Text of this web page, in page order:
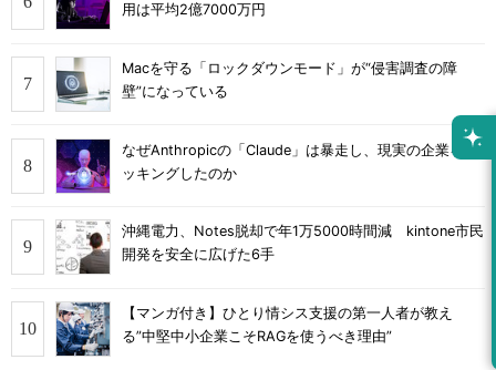
用は平均2億7000万円
Macを守る「ロックダウンモード」が“侵害調査の障
壁”になっている
なぜAnthropicの「Claude」は暴走し、現実の企業をハ
ッキングしたのか
沖縄電力、Notes脱却で年1万5000時間減 kintone市民
開発を安全に広げた6手
【マンガ付き】ひとり情シス支援の第一人者が教え
る”中堅中小企業こそRAGを使うべき理由”